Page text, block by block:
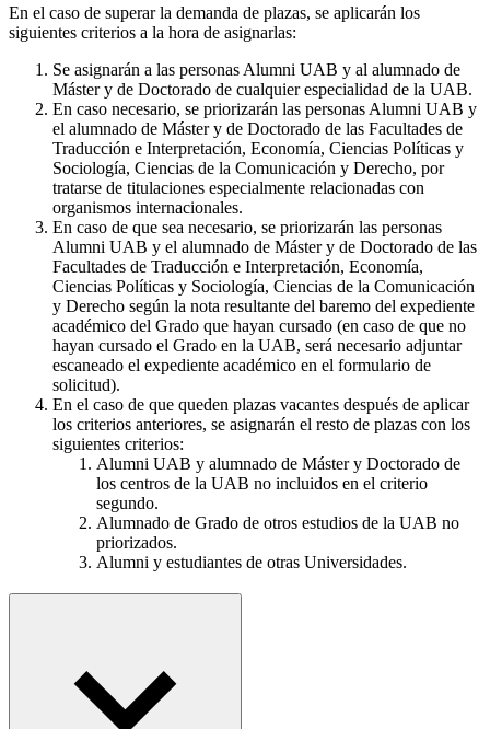
En el caso de superar la demanda de plazas, se aplicarán los
siguientes criterios a la hora de asignarlas:
Se asignarán a las personas Alumni UAB y al alumnado de
Máster y de Doctorado de cualquier especialidad de la UAB.
En caso necesario, se priorizarán las personas Alumni UAB y
el alumnado de Máster y de Doctorado de las Facultades de
Traducción e Interpretación, Economía, Ciencias Políticas y
Sociología, Ciencias de la Comunicación y Derecho, por
tratarse de titulaciones especialmente relacionadas con
organismos internacionales.
En caso de que sea necesario, se priorizarán las personas
Alumni UAB y el alumnado de Máster y de Doctorado de las
Facultades de Traducción e Interpretación, Economía,
Ciencias Políticas y Sociología, Ciencias de la Comunicación
y Derecho según la nota resultante del baremo del expediente
académico del Grado que hayan cursado (en caso de que no
hayan cursado el Grado en la UAB, será necesario adjuntar
escaneado el expediente académico en el formulario de
solicitud).
En el caso de que queden plazas vacantes después de aplicar
los criterios anteriores, se asignarán el resto de plazas con los
siguientes criterios:
Alumni UAB y alumnado de Máster y Doctorado de
los centros de la UAB no incluidos en el criterio
segundo.
Alumnado de Grado de otros estudios de la UAB no
priorizados.
Alumni y estudiantes de otras Universidades.